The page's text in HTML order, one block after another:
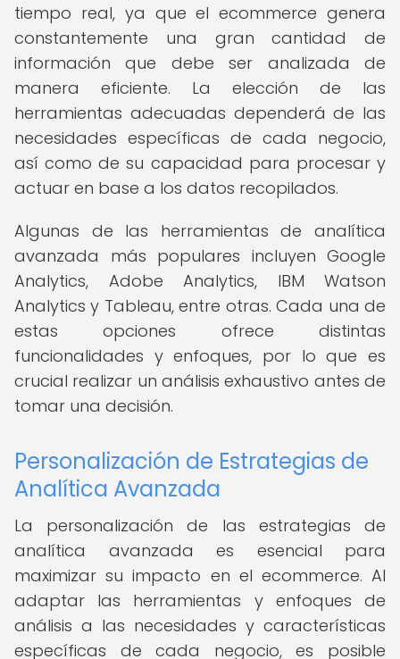
tiempo real, ya que el ecommerce genera
constantemente una gran cantidad de
información que debe ser analizada de
manera eficiente. La elección de las
herramientas adecuadas dependerá de las
necesidades específicas de cada negocio,
así como de su capacidad para procesar y
actuar en base a los datos recopilados.
Algunas de las herramientas de analítica
avanzada más populares incluyen Google
Analytics, Adobe Analytics, IBM Watson
Analytics y Tableau, entre otras. Cada una de
estas opciones ofrece distintas
funcionalidades y enfoques, por lo que es
crucial realizar un análisis exhaustivo antes de
tomar una decisión.
Personalización de Estrategias de
Analítica Avanzada
La personalización de las estrategias de
analítica avanzada es esencial para
maximizar su impacto en el ecommerce. Al
adaptar las herramientas y enfoques de
análisis a las necesidades y características
específicas de cada negocio, es posible